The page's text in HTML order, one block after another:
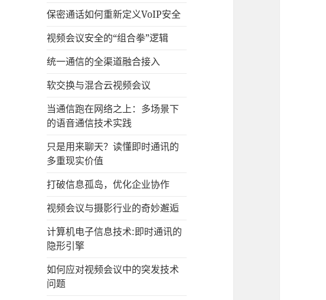
保密通话如何重新定义VoIP安全
视频会议安全的“组合拳”逻辑
统一通信的‌全渠道融合接入
软交换与混合云视频会议
当通信跑在网络之上：多场景下
的语音通信技术实践
只是用来聊天？读懂即时通讯的
多重现实价值
打破信息孤岛，优化企业协作
视频会议与摄影行业的奇妙邂逅
计算机电子信息技术:即时通讯的
隐形引擎
如何应对视频会议中的突发技术
问题